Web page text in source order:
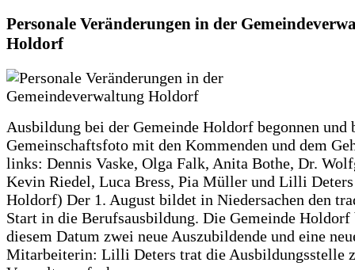
Personale Veränderungen in der
Holdorf
Ausbildung bei der Gemeinde Holdorf begonnen und
Gemeinschaftsfoto mit den Kommenden und dem
links: Dennis Vaske, Olga Falk, Anita Bothe, Dr.
Kevin Riedel, Luca Bress, Pia Müller und Lilli
Holdorf) Der 1. August bildet in Niedersachen den
Start in die Berufsausbildung. Die Gemeinde Holdorf
diesem Datum zwei neue Auszubildende und eine
Mitarbeiterin: Lilli Deters trat die Ausbildungsstelle